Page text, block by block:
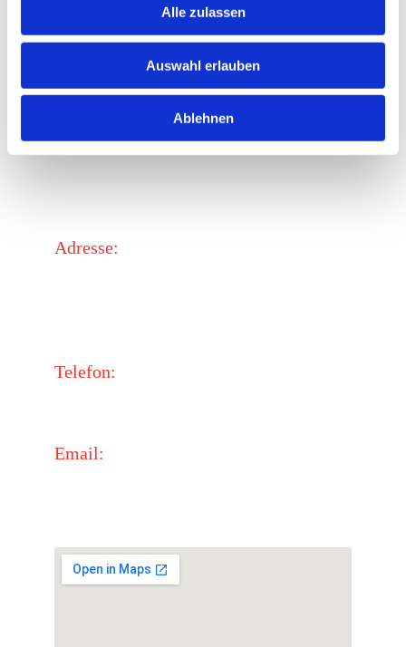
Alle zulassen
Auswahl erlauben
Ablehnen
Telefon:
Adresse:
Email:
Kontakt